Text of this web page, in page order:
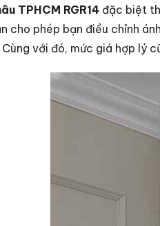
TPHCM RGR14 đặc biệt
cho phép bạn điều chỉnh
với đó, mức giá hợp lý